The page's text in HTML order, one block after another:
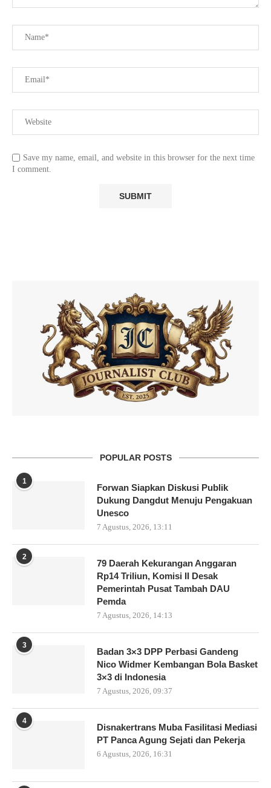
Save my name, email, and website in this browser for the next time
I comment.
POPULAR POSTS
1
Forwan Siapkan Diskusi Publik
Dukung Dangdut Menuju Pengakuan
Unesco
7 Agustus, 2026, 13:11
2
79 Daerah Kekurangan Anggaran
Rp14 Triliun, Komisi II Desak
Pemerintah Pusat Tambah DAU
Pemda
7 Agustus, 2026, 14:13
3
Badan 3×3 DPP Perbasi Gandeng
Nico Widmer Kembangan Bola Basket
3×3 di Indonesia
7 Agustus, 2026, 09:37
4
Disnakertrans Muba Fasilitasi Mediasi
PT Panca Agung Sejati dan Pekerja
6 Agustus, 2026, 16:31